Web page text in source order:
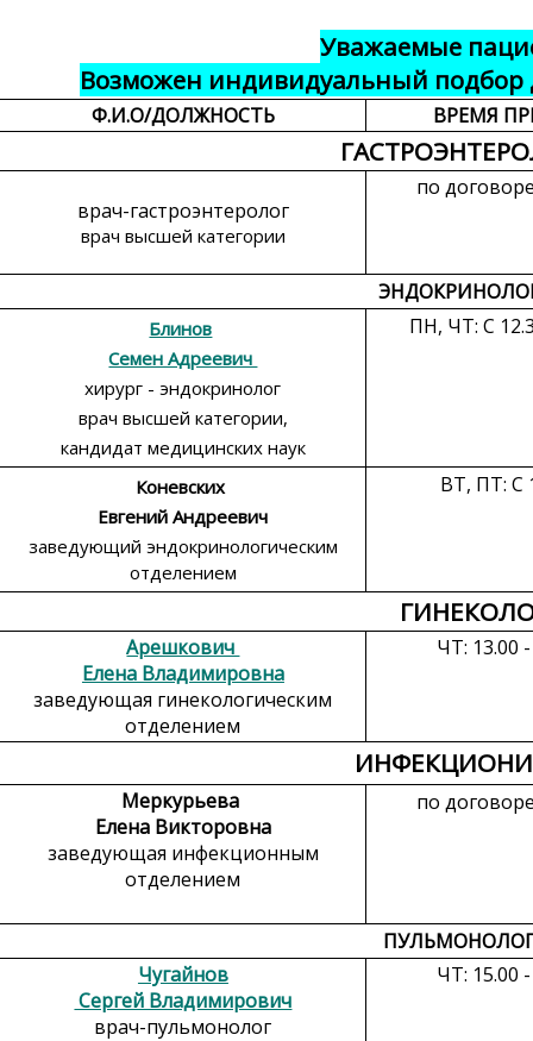
Уважаемые
Возможен индивидуальный
Ф.И.О/ДОЛЖНОСТЬ ВРЕМЯ
врач-гастроэнтеролог
врач высшей категории
по
Блинов
Семен Адреевич
хирург - эндокринолог
врач высшей категории,
кандидат медицинских наук
ПН, ЧТ: С
Коневских
Евгений Андреевич
заведующий эндокринологическим
отделением
ВТ, ПТ: С
Арешкович
Елена Владимировна
заведующая гинекологическим
отделением
ЧТ: 13.00
Меркурьева
Елена Викторовна
заведующая инфекционным
отделением
по
Чугайнов
Сергей Владимирович
врач-пульмонолог
ЧТ: 15.00